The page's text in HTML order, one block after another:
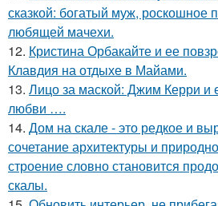
сказкой: богатый муж, роскошное
любящей мачехи.
12. Кристина Орбакайте и ее
Клавдия на отдыхе в Майами.
13. Лицо за маской: Джим Керри и
любви ….
14. Дом на скале - это редкое и
сочетание архитектуры и
строение словно становится
скалы.